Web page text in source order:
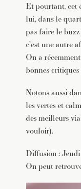
Et pourtant, cet
lui, dans le
pas faire le
c’est une autre
On a
bonnes
Notons aussi
les vertes et
des meilleurs
vouloir).
Diffusion : Jeudi
On peut